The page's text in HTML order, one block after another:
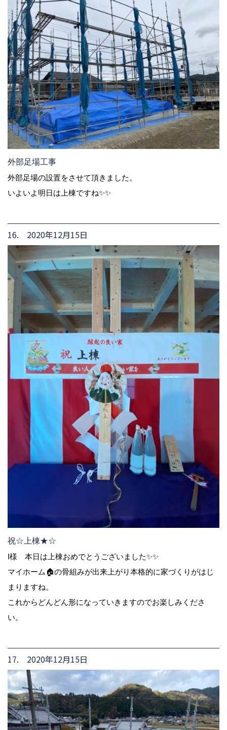
外部足場工事
外部足場の設置をさせて頂きました。
いよいよ明日は上棟ですね✨✨
16. 2020年12月15日
祝☆上棟★☆
I様 本日は上棟おめでとうございました✨✨
マイホーム🏠の骨組みが出来上がり本格的に家づくりがはじ
まりますね。
これからどんどん形になっていきますのでお楽しみくださ
い。
17. 2020年12月15日